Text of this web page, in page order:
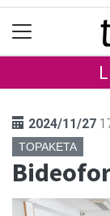
2024/11/27
TOPAKETA